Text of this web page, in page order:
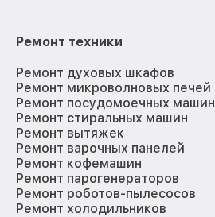
Ремонт техники
Ремонт духовых шкафов
Ремонт микроволновых печей
Ремонт посудомоечных машин
Ремонт стиральных машин
Ремонт вытяжек
Ремонт варочных панелей
Ремонт кофемашин
Ремонт парогенераторов
Ремонт роботов-пылесосов
Ремонт холодильников